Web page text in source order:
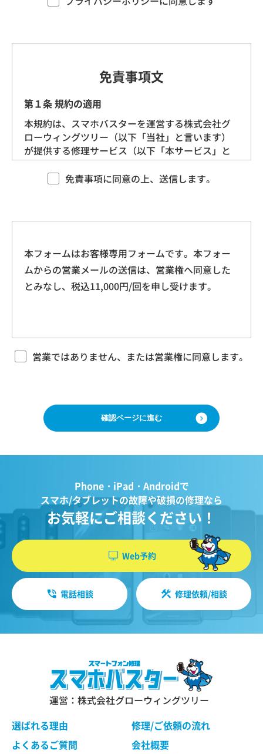
す。）を定めます。
第1条（プライバシー情報）
人情報保護法にいう「個人情報」を指すものと
し、生存する個人に関する情報であって、当該
号、連絡先その他の記述等により特定の個人を
識別できる情報を指します。
プライバシー情報のうち「履歴情報および特性
情報」とは、上記に定める「個人情報」以外の
ド、ご利用日時、ご利用の方法、ご利用環境、
郵便番号や性別、職業、年齢、ユーザーのIPア
ドレス、クッキー情報、位置情報、端末の個体
識別情報などを指します。
当社は、ユーザーが利用する際に氏名、生年月
号などの個人情報をお尋ねすることがありま
す。また、ユーザーと提携先などとの間でなさ
済に関する情報を当社の提携先（情報提供元、
携先｣といいます。）などから収集することがあ
ります。
当社は、ユーザーについて、利用したサービス
やソフトウエア、購入した商品、閲覧したペー
ジや広告の履歴、検索した検索キーワード、利
用日時、利用方法、利用環境（携帯端末を通じ
てご利用の場合の当該端末の通信状態、利用に
際しての各種設定情報なども含みます）、IPア
ドレス、クッキー情報、位置情報、端末の個体
識別情報などの履歴情報および特性情報を、ユ
はページを閲覧する際に収集します。
第３条（個人情報を収集・利用する目的）
当社が個人情報を収集・利用する目的は、以下の
とおりです。
免責事項文
第１条 規約の適用
本規約は、スマホバスターを運営する株式会社グ
ローウィングツリー（以下「当社」と言います）
が提供する修理サービス（以下「本サービス」と
言います）に適用される基本的な条件を定めるも
のです。 当社は、本規約に沿ってお客様に本サー
ご利用くださいますようお願いいたします。
第２条 契約の成立
本規約に基づく本サービスに関する契約は、お客
様が修理をご希望になる携帯電話（以下「修理依
て必要事項および本サービス提供の可否等を確認
の後、当社がお客様のご依頼を承諾することをも
サービスを提供できない場合があり、当社の任意
の判断でご依頼をお断りする場合がございますの
当社は、お客様の携帯電話が故障した場合、その
機能・性能を修復・維持することを目的として、
本サービスを提供致します。お客様の利用目的や
機能・性能に関する特別のご要望等に合致する状
態にすることをお約束するものではありません。
修理依頼品の点検作業の結果、その状態・状況に
よっては修理等の処理ができない場合があります
ので、ご了承ください。 当社は、お客様の修理依
頼品の状態、故障部分あるいは当社の事情によ
り、修理による対応が不可能、困難または合理的
の製品・異機種を含みます）（以下「交換品」と
言います）と修理依頼品との交換をもって、本サ
ービスの提供とさせていただく場合がございま
す。交換品との交換にご同意いただけない場合
として取り扱わせていただきます。
免責事項に同意の上、送信します。
本フォームはお客様専用フォームです。本フォー
ムからの営業メールの送信は、営業権へ同意した
とみなし、税込11,000円/回を申し受けます。
営業ではありません、または営業権に同意します。
Phone・iPad・Androidで
スマホ/タブレットの故障や破損の修理なら
お気軽にご相談ください！
Web予約
電話相談 修理依頼/相談
運営：株式会社グローウィングツリー
選ばれる理由
修理/ご依頼の流れ
よくあるご質問
会社概要